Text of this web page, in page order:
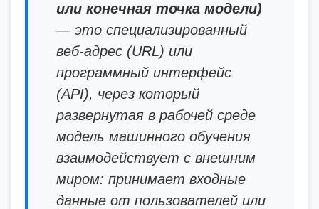
или конечная точка модели)
— это специализированный
веб-адрес (URL) или
программный интерфейс
(API), через который
развернутая в рабочей среде
модель машинного обучения
взаимодействует с внешним
миром: принимает входные
данные от пользователей или